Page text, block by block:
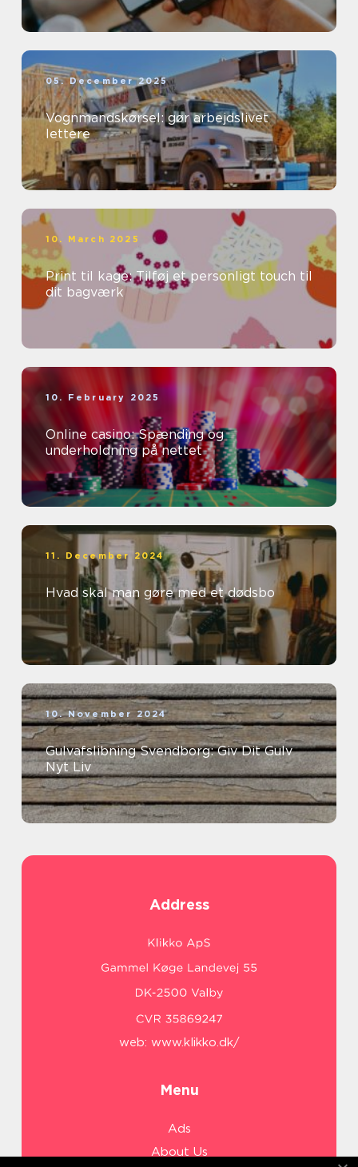
05. December 2025
Vognmandskørsel: gør arbejdslivet
lettere
10. March 2025
Print til kage: Tilføj et personligt touch til
dit bagværk
10. February 2025
Online casino: Spænding og
underholdning på nettet
11. December 2024
Hvad skal man gøre med et dødsbo
10. November 2024
Gulvafslibning Svendborg: Giv Dit Gulv
Nyt Liv
Address
web: www.klikko.dk/
Menu
Ads
About Us